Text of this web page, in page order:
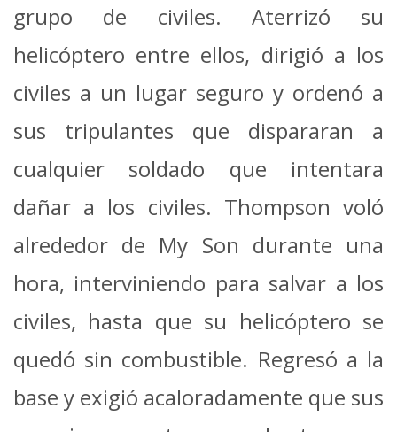
grupo de civiles. Aterrizó su
helicóptero entre ellos, dirigió a los
civiles a un lugar seguro y ordenó a
sus tripulantes que dispararan a
cualquier soldado que intentara
dañar a los civiles. Thompson voló
alrededor de My Son durante una
hora, interviniendo para salvar a los
civiles, hasta que su helicóptero se
quedó sin combustible. Regresó a la
base y exigió acaloradamente que sus